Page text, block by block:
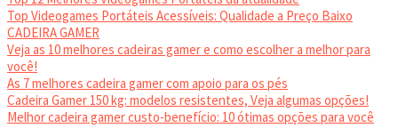
Top Videogames Portáteis Acessíveis: Qualidade a Preço Baixo
CADEIRA GAMER
Veja as 10 melhores cadeiras gamer e como escolher a melhor para
você!
As 7 melhores cadeira gamer com apoio para os pés
Cadeira Gamer 150 kg: modelos resistentes, Veja algumas opções!
Melhor cadeira gamer custo-benefício: 10 ótimas opções para você